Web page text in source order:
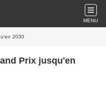
MENU
2030
Prix jusqu'en